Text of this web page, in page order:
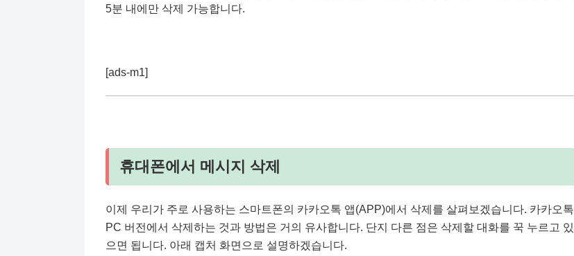
5분 내에만 삭제 가능합니다.
[ads-m1]
휴대폰에서 메시지 삭제
이제 우리가 주로 사용하는 스마트폰의 카카오톡 앱(APP)에서 삭제를 살펴보겠습니다. 카카오톡
PC 버전에서 삭제하는 것과 방법은 거의 유사합니다. 단지 다른 점은 삭제할 대화를 꾹 누르고 있
으면 됩니다. 아래 캡처 화면으로 설명하겠습니다.